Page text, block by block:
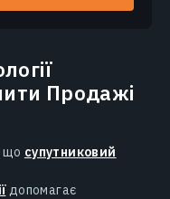
Продажі
що супутниковий
допомагає